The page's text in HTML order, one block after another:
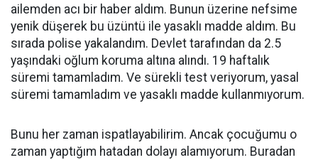
ailemden acı bir haber aldım. Bunun üzerine nefsime
yenik düşerek bu üzüntü ile yasaklı madde aldım. Bu
sırada polise yakalandım. Devlet tarafından da 2.5
yaşındaki oğlum koruma altına alındı. 19 haftalık
süremi tamamladım. Ve sürekli test veriyorum, yasal
süremi tamamladım ve yasaklı madde kullanmıyorum.
Bunu her zaman ispatlayabilirim. Ancak çocuğumu o
zaman yaptığım hatadan dolayı alamıyorum. Buradan